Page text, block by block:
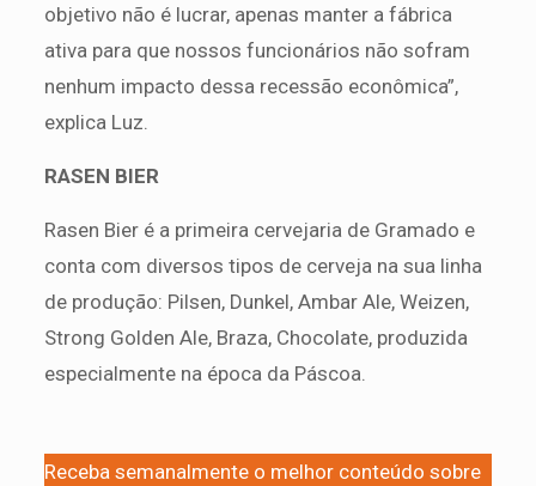
objetivo não é lucrar, apenas manter a fábrica
ativa para que nossos funcionários não sofram
nenhum impacto dessa recessão econômica”,
explica Luz.
RASEN BIER
Rasen Bier é a primeira cervejaria de Gramado e
conta com diversos tipos de cerveja na sua linha
de produção: Pilsen, Dunkel, Ambar Ale, Weizen,
Strong Golden Ale, Braza, Chocolate, produzida
especialmente na época da Páscoa.
Receba semanalmente o melhor conteúdo sobre